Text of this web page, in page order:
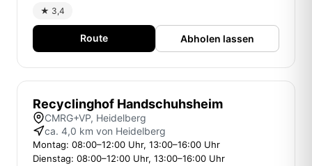
★ 3,4
Route Abholen lassen
Recyclinghof Handschuhsheim
CMRG+VP, Heidelberg
ca. 4,0 km von Heidelberg
Montag: 08:00–12:00 Uhr, 13:00–16:00 Uhr
Dienstag: 08:00–12:00 Uhr, 13:00–16:00 Uhr